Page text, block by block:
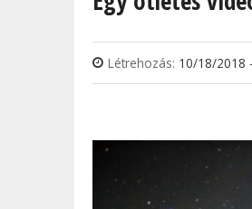
Létrehozás: 10/18/2018